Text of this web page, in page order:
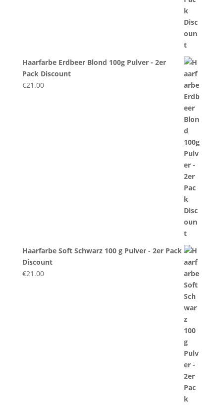
Haarfarbe Erdbeer Blond 100g Pulver - 2er
Pack Discount
€21.00
Haarfarbe Soft Schwarz 100 g Pulver - 2er Pack
Discount
€21.00